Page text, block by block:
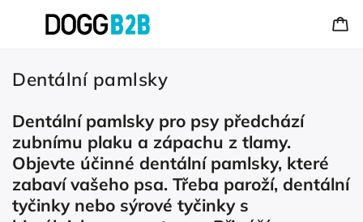
Dentální pamlsky
Dentální pamlsky pro psy předchází
zubnímu plaku a zápachu z tlamy.
Objevte účinné dentální pamlsky, které
zabaví vašeho psa. Třeba paroží, dentální
tyčinky nebo sýrové tyčinky s